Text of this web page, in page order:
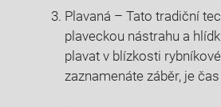
Plavaná – Tato tradiční
plaveckou nástrahu a
plavat v blízkosti
zaznamenáte záběr, je